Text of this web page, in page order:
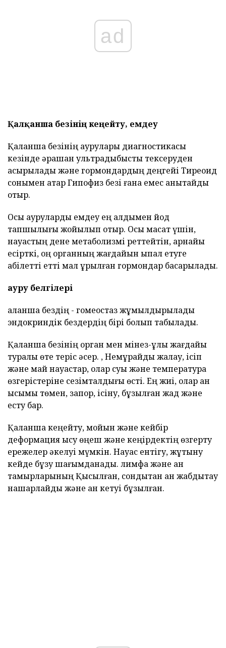
ad
Қалқанша безінің кеңейту, емдеу
Қалқанша безінің аурулары диагностикасы
кезінде әрқашан ультрадыбыстық тексеруден
асырылады және гормондардың деңгейі Тиреоид
сонымен қатар Гипофиз безі ғана емес анықтайды
отыр.
Осы ауруларды емдеу ең алдымен йод
тапшылығы жойылып отыр. Осы мақсат үшін,
науқастың дене метаболизмі реттейтін, арнайы
есірткі, оң органның жағдайын ықпал етуге
қабілетті етті мал құрылған гормондар басқарылады.
ауру белгілері
қалқанша бездің - гомеостаз жұмылдырылады
эндокриндік бездердің бірі болып табылады.
Қалқанша безінің орган мен мінез-құлық жағдайы
туралы өте теріс әсер. , Немқұрайды жалқау, ісіп
және май науқастар, олар суық және температура
өзгерістеріне сезімталдығы өсті. Ең жиі, олар қан
қысымы төмен, запор, ісіну, бұзылған жад және
есту бар.
Қалқанша кеңейту, мойын және кейбір
деформация қысу өңеш және кеңірдектің өзгерту
ережелер әкелуі мүмкін. Науқас ентігу, жұтыну
кейде бұзу шағымданады. лимфа және қан
тамырларының Қысылған, сондықтан қан жабдықтау
нашарлайды және қан кетуі бұзылған.